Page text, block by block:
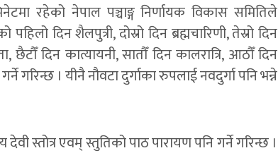
रहेको नेपाल पञ्चाङ्ग निर्णायक विकास समितिले
दिन शैलपुत्री, दोस्रो दिन ब्रह्मचारिणी, तेस्रो दिन
छैटौँ दिन कात्यायनी, सातौँ दिन कालरात्रि, आठौँ दिन
गरिन्छ । यीनै नौवटा दुर्गाका रुपलाई नवदुर्गा पनि भन्ने
देवी स्तोत्र एवम् स्तुतिको पाठ पारायण पनि गर्ने गरिन्छ ।